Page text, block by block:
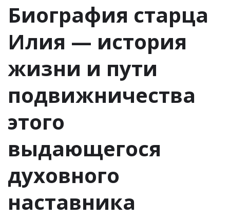
Биография старца
Илия — история
жизни и пути
подвижничества
этого
выдающегося
духовного
наставника